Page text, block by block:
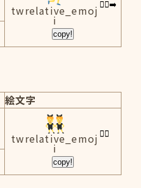
twrelative_emoj
i
copy!
絵文字
twrelative_emoj
i
copy!